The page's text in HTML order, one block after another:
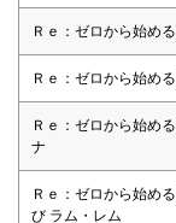
Ｒｅ：ゼロから始め
Ｒｅ：ゼロから始め
Ｒｅ：ゼロから始め
ナ
Ｒｅ：ゼロから始め
び ラム・レム